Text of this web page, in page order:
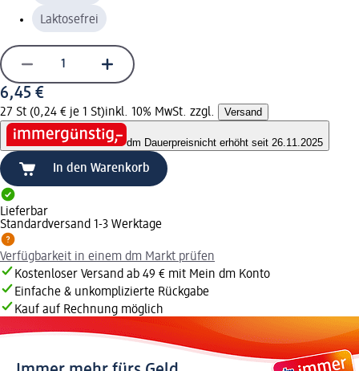
Laktosefrei
6,45 €
27 St (0,24 € je 1 St)inkl. 10% MwSt. zzgl. Versand
dm Dauerpreisnicht erhöht seit 26.11.2025
In den Warenkorb
Lieferbar
Standardversand 1-3 Werktage
Verfügbarkeit in einem dm Markt prüfen
Kostenloser Versand ab 49 € mit Mein dm Konto
Einfache & unkomplizierte Rückgabe
Kauf auf Rechnung möglich